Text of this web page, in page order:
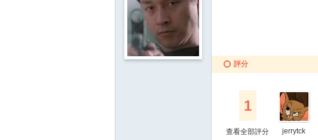
評分
1
查看全部評分 jerrytck